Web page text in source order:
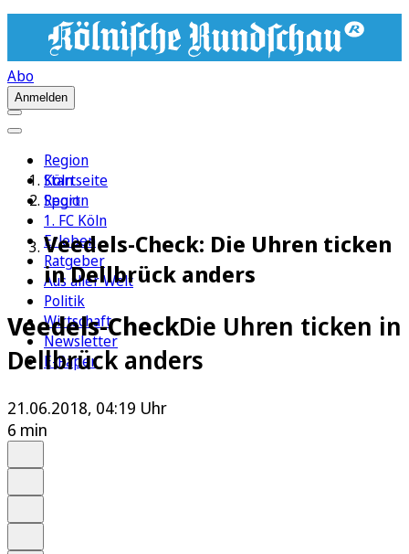
Abo
Anmelden
Region
Köln
Sport
1. FC Köln
Erleben
Ratgeber
Aus aller Welt
Politik
Wirtschaft
Newsletter
E-Paper
Startseite
Region
Veedels-Check: Die Uhren ticken
in Dellbrück anders
Veedels-CheckDie Uhren ticken in
Dellbrück anders
21.06.2018, 04:19 Uhr
6 min